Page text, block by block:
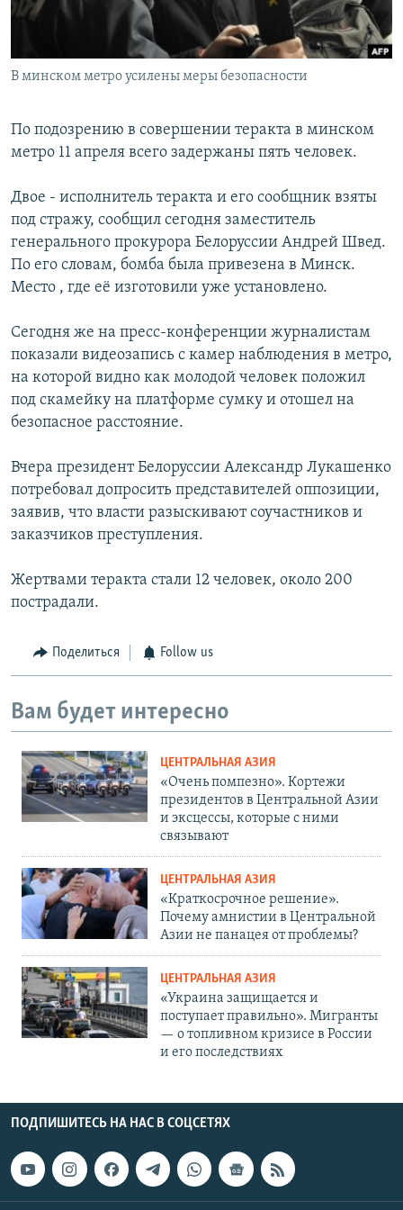
В минском метро усилены меры безопасности
По подозрению в совершении теракта в минском
метро 11 апреля всего задержаны пять человек.
Двое - исполнитель теракта и его сообщник взяты
под стражу, сообщил сегодня заместитель
генерального прокурора Белоруссии Андрей Швед.
По его словам, бомба была привезена в Минск.
Место , где её изготовили уже установлено.
Сегодня же на пресс-конференции журналистам
показали видеозапись с камер наблюдения в метро,
на которой видно как молодой человек положил
под скамейку на платформе сумку и отошел на
безопасное расстояние.
Вчера президент Белоруссии Александр Лукашенко
потребовал допросить представителей оппозиции,
заявив, что власти разыскивают соучастников и
заказчиков преступления.
Жертвами теракта стали 12 человек, около 200
пострадали.
Поделиться Follow us
Вам будет интересно
ЦЕНТРАЛЬНАЯ АЗИЯ
«Очень помпезно». Кортежи
президентов в Центральной Азии
и эксцессы, которые с ними
связывают
ЦЕНТРАЛЬНАЯ АЗИЯ
«Краткосрочное решение».
Почему амнистии в Центральной
Азии не панацея от проблемы?
ЦЕНТРАЛЬНАЯ АЗИЯ
«Украина защищается и
поступает правильно». Мигранты
— о топливном кризисе в России
и его последствиях
ПОДПИШИТЕСЬ НА НАС В СОЦСЕТЯХ